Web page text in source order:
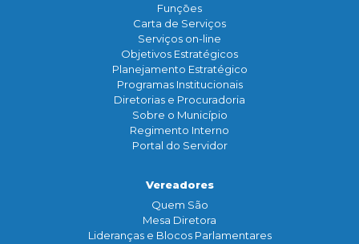
Funçōes
Carta de Serviços
Serviços on-line
Objetivos Estratégicos
Planejamento Estratégico
Programas Institucionais
Diretorias e Procuradoria
Sobre o Município
Regimento Interno
Portal do Servidor
Vereadores
Quem São
Mesa Diretora
Lideranças e Blocos Parlamentares